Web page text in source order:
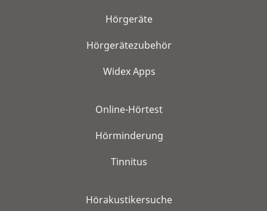
Hörgeräte
Hörgerätezubehör
Widex Apps
Online-Hörtest
Hörminderung
Tinnitus
Hörakustikersuche